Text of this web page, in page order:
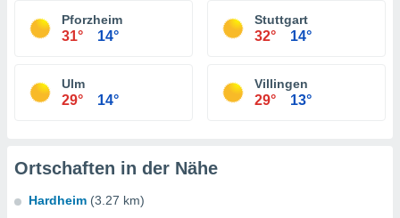
Pforzheim
31° 14°
Stuttgart
32° 14°
Ulm
29° 14°
Villingen
29° 13°
Ortschaften in der Nähe
Hardheim (3.27 km)